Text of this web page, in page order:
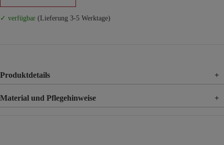
✓ verfügbar (Lieferung 3-5 Werktage)
Produktdetails +
Material und Pflegehinweise +